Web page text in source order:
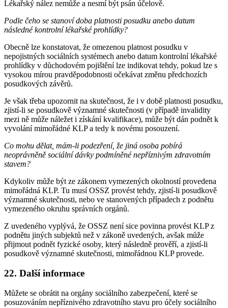
Lékařský nález nemůže a nesmí být psán účelově.
Podle čeho se stanoví doba platnosti posudku anebo datum
následné kontrolní lékařské prohlídky?
Obecně lze konstatovat, že omezenou platnost posudku v
nepojistných sociálních systémech anebo datum kontrolní lékařské
prohlídky v důchodovém pojištění lze indikovat tehdy, pokud lze s
vysokou mírou pravděpodobnosti očekávat změnu předchozích
posudkových závěrů.
Je však třeba upozornit na skutečnost, že i v době platnosti posudku,
zjistí-li se posudkově významné skutečnosti (v případě invalidity
mezi ně může náležet i získání kvalifikace), může být dán podnět k
vyvolání mimořádné KLP a tedy k novému posouzení.
Co mohu dělat, mám-li podezření, že jiná osoba pobírá
neoprávněně sociální dávky podmíněné nepříznivým zdravotním
stavem?
Kdykoliv může být ze zákonem vymezených okolností provedena
mimořádná KLP. Tu musí OSSZ provést tehdy, zjistí-li posudkově
významné skutečnosti, nebo ve stanovených případech z podnětu
vymezeného okruhu správních orgánů.
Z uvedeného vyplývá, že OSSZ není sice povinna provést KLP z
podnětu jiných subjektů než v zákoně uvedených, avšak může
přijmout podnět fyzické osoby, který následně prověří, a zjistí-li
posudkově významné skutečnosti, mimořádnou KLP provede.
22. Další informace
Můžete se obrátit na orgány sociálního zabezpečení, které se
posuzováním nepříznivého zdravotního stavu pro účely sociálního